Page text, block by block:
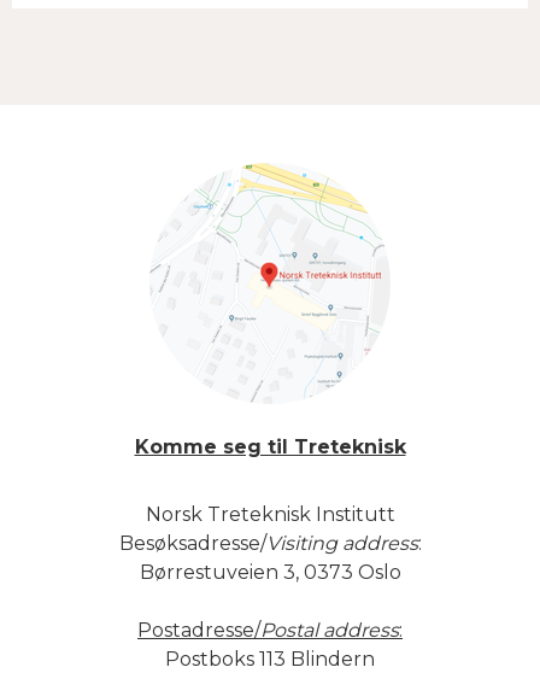
Komme seg til Treteknisk
Norsk Treteknisk Institutt
Besøksadresse/Visiting address:
Børrestuveien 3, 0373 Oslo
Postadresse/Postal address:
Postboks 113 Blindern